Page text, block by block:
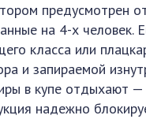
предусмотрен
на 4-х человек.
класса или
и запираемой
в купе отдыхают —
надежно